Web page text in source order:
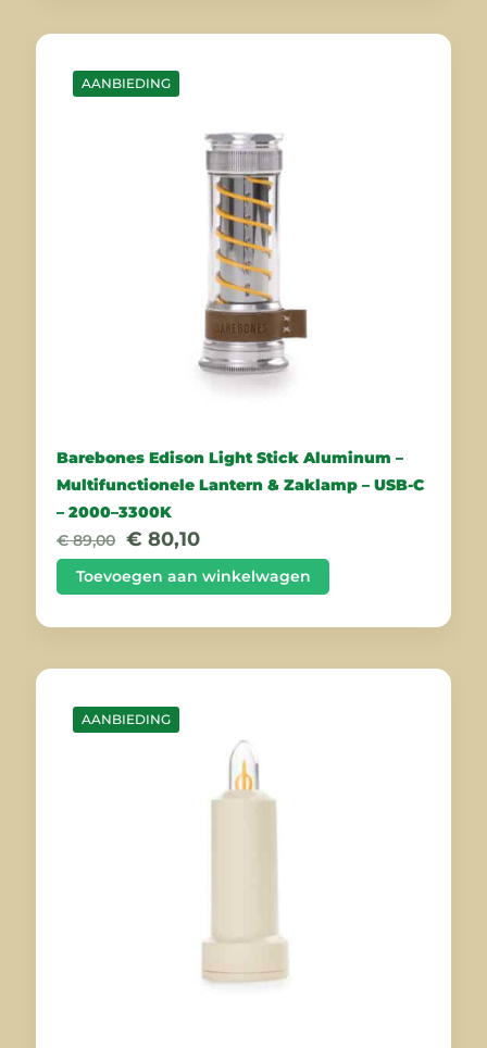
AANBIEDING
Barebones Edison Light Stick Aluminum –
Multifunctionele Lantern & Zaklamp – USB-C
– 2000–3300K
€89,00 Oorspronkelijke
prijs
was:
€ 89,00.
€ 80,10Huidige
prijs
is:
€ 80,10.
Toevoegen aan winkelwagen
AANBIEDING